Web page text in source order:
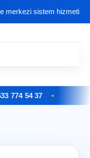
merkezi sistem hizmeti
54 37